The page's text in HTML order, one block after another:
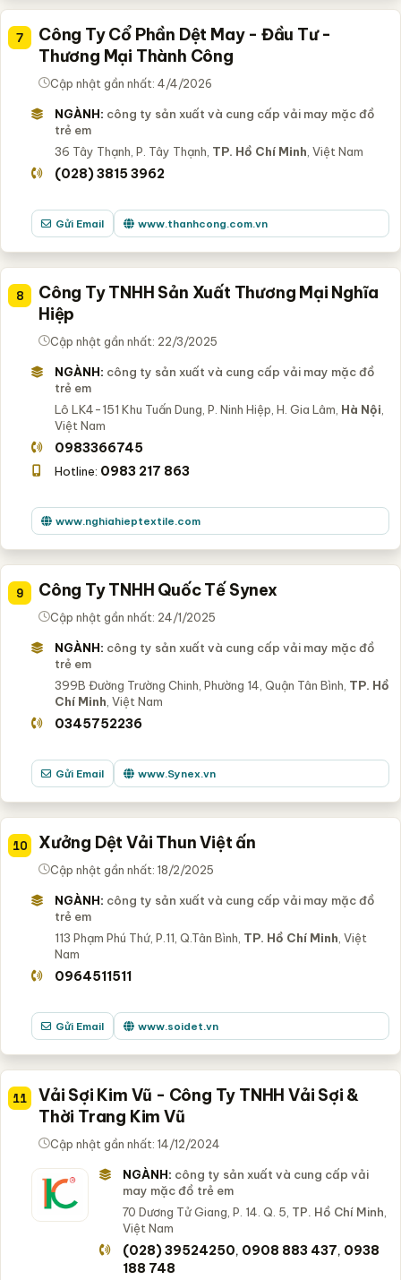
7
Công Ty Cổ Phần Dệt May - Đầu Tư -
Thương Mại Thành Công
Cập nhật gần nhất: 4/4/2026
NGÀNH: công ty sản xuất và cung cấp vải may mặc đồ
trẻ em
36 Tây Thạnh, P. Tây Thạnh, TP. Hồ Chí Minh , Việt Nam
(028) 3815 3962
Gửi Email www.thanhcong.com.vn
8
Công Ty TNHH Sản Xuất Thương Mại Nghĩa
Hiệp
Cập nhật gần nhất: 22/3/2025
NGÀNH: công ty sản xuất và cung cấp vải may mặc đồ
trẻ em
Lô LK4-151 Khu Tuấn Dung, P. Ninh Hiệp, H. Gia Lâm, Hà Nội
Việt Nam
0983366745
Hotline: 0983 217 863
www.nghiahieptextile.com
9 Công Ty TNHH Quốc Tế Synex
Cập nhật gần nhất: 24/1/2025
NGÀNH: công ty sản xuất và cung cấp vải may mặc đồ
trẻ em
399B Đường Trường Chinh, Phường 14, Quận Tân Bình, TP. Hồ
Chí Minh , Việt Nam
0345752236
Gửi Email www.Synex.vn
10 Xưởng Dệt Vải Thun Việt ấn
Cập nhật gần nhất: 18/2/2025
NGÀNH: công ty sản xuất và cung cấp vải may mặc đồ
trẻ em
113 Phạm Phú Thứ, P.11, Q.Tân Bình, TP. Hồ Chí Minh , Việt
Nam
0964511511
Gửi Email www.soidet.vn
11
Vải Sợi Kim Vũ - Công Ty TNHH Vải Sợi &
Thời Trang Kim Vũ
Cập nhật gần nhất: 14/12/2024
NGÀNH: công ty sản xuất và cung cấp vải
may mặc đồ trẻ em
70 Dương Tử Giang, P. 14. Q. 5, TP. Hồ Chí Minh
Việt Nam
(028) 39524250, 0908 883 437, 0938
188 748